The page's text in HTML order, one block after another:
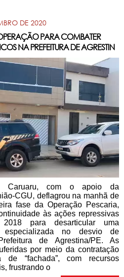
DE 2020
PARA COMBATER
NA PREFEITURA DE AGRESTIN
Caruaru, com o apoio da
CGU, deflagrou na manhã de
fase da Operação Pescaria,
às ações repressivas
para desarticular uma
especializada no desvio de
de Agrestina/PE. As
por meio da contratação
de “fachada”, com recursos
frustrando o